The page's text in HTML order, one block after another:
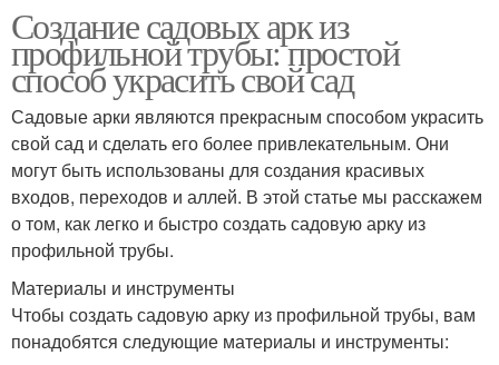
Создание садовых арк из
профильной трубы: простой
способ украсить свой сад
Садовые арки являются прекрасным способом украсить
свой сад и сделать его более привлекательным. Они
могут быть использованы для создания красивых
входов, переходов и аллей. В этой статье мы расскажем
о том, как легко и быстро создать садовую арку из
профильной трубы.
Материалы и инструменты
Чтобы создать садовую арку из профильной трубы, вам
понадобятся следующие материалы и инструменты: